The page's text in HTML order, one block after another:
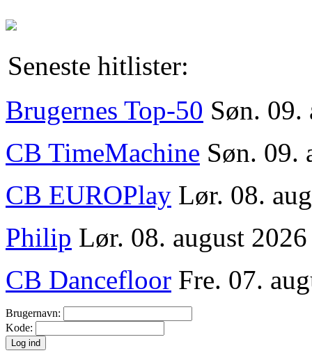
Seneste hitlister:
Brugernes Top-50 Søn. 09.
CB TimeMachine Søn. 09.
CB EUROPlay Lør. 08.
Philip Lør. 08. august
CB Dancefloor Fre. 07.
Brugernavn:
Kode: